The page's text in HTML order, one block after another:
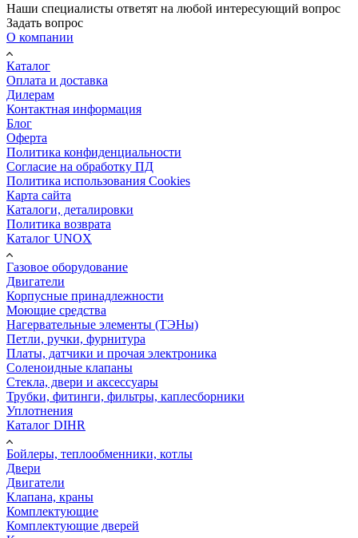
Наши специалисты ответят на любой интересующий вопрос
Задать вопрос
О компании
Каталог
Оплата и доставка
Дилерам
Контактная информация
Блог
Оферта
Политика конфиденциальности
Согласие на обработку ПД
Политика использования Cookies
Карта сайта
Каталоги, деталировки
Политика возврата
Каталог UNOX
Газовое оборудование
Двигатели
Корпусные принадлежности
Моющие средства
Нагервательные элементы (ТЭНы)
Петли, ручки, фурнитура
Платы, датчики и прочая электроника
Соленоидные клапаны
Стекла, двери и аксессуары
Трубки, фитинги, фильтры, каплесборники
Уплотнения
Каталог DIHR
Бойлеры, теплообменники, котлы
Двери
Двигатели
Клапана, краны
Комплектующие
Комплектующие дверей